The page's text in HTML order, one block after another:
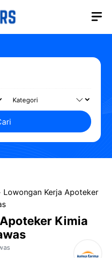
Lowongan Kerja Apoteker
Kimia